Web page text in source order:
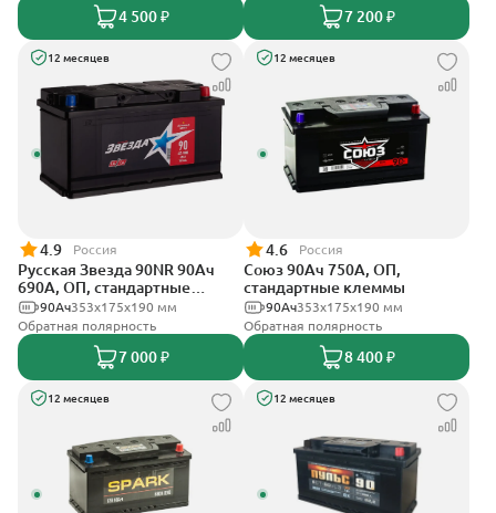
4 500 ₽ 7 200 ₽
12 месяцев
4.9 Россия
Русская Звезда 90NR 90Ач
690А, ОП, стандартные
клеммы353x175x190 мм
90Ач
Обратная полярность
7 000 ₽
12 месяцев
4.6 Россия
Союз 90Ач 750А, ОП,
стандартные клеммы
353x175x190 мм
90Ач
Обратная полярность
8 400 ₽
12 месяцев 12 месяцев